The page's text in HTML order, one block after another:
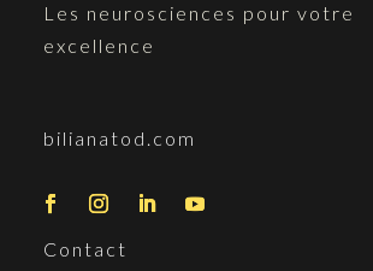
Les neurosciences pour votre
excellence
bilianatod.com
Contact